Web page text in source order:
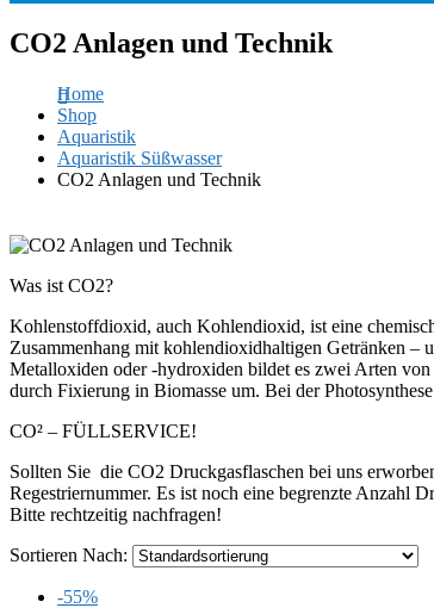
CO2 Anlagen und Technik
Home
Shop
Aquaristik
Aquaristik Süßwasser
CO2 Anlagen und Technik
Was ist CO2?
Kohlenstoffdioxid, auch Kohlendioxid, ist eine
Zusammenhang mit kohlendioxidhaltigen Getränken –
Metalloxiden oder -hydroxiden bildet es zwei Arten
durch Fixierung in Biomasse um. Bei der
CO² – FÜLLSERVICE!
Sollten Sie die CO2 Druckgasflaschen bei uns
Regestriernummer. Es ist noch eine begrenzte Anzahl
Bitte rechtzeitig nachfragen!
Sortieren Nach:
-55%